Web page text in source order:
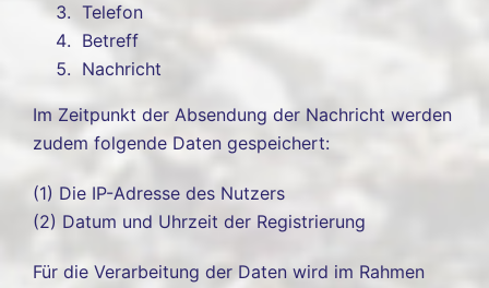
Telefon
Betreff
Nachricht
Im Zeitpunkt der Absendung der Nachricht werden
zudem folgende Daten gespeichert:
(1) Die IP-Adresse des Nutzers
(2) Datum und Uhrzeit der Registrierung
Für die Verarbeitung der Daten wird im Rahmen